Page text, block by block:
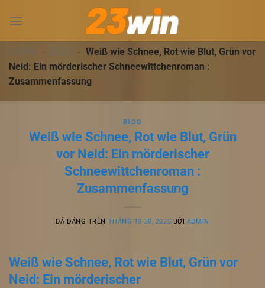
đến
dung23WIN - BLOG - Weiß wie Schnee, Rot wie Blut, Grün vor
Neid: Ein mörderischer Schneewittchenroman :
Zusammenfassung
BLOG
Weiß wie Schnee, Rot wie Blut, Grün
vor Neid: Ein mörderischer
Schneewittchenroman :
Zusammenfassung
ĐÃ ĐĂNG TRÊN THÁNG 10 30, 2025 BỞI ADMIN
Weiß wie Schnee, Rot wie Blut, Grün vor
Neid: Ein mörderischer